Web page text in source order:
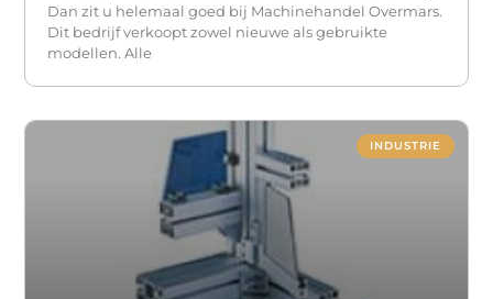
Dan zit u helemaal goed bij Machinehandel Overmars.
Dit bedrijf verkoopt zowel nieuwe als gebruikte
modellen. Alle
INDUSTRIE